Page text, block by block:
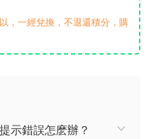
，一經兌換，不退還積分，購
示錯誤怎麽辦？